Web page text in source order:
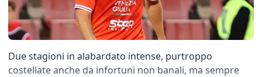
Due stagioni in alabardato intense, purtroppo
costellate anche da infortuni non banali, ma sempre